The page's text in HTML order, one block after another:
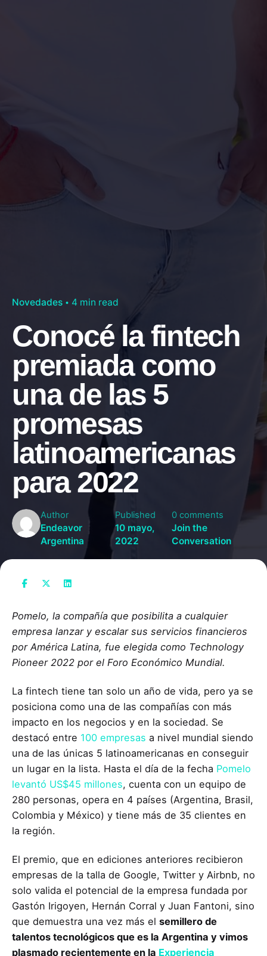
Novedades 4 min read
Conocé la fintech
premiada como
una de las 5
promesas
latinoamericanas
para 2022
Author
Endeavor
Argentina
Published
10 mayo,
2022
0 comments
Join the
Conversation
Pomelo, la compañía que posibilita a cualquier
empresa lanzar y escalar sus servicios financieros
por América Latina, fue elegida como Technology
Pioneer 2022 por el Foro Económico Mundial.
La fintech tiene tan solo un año de vida, pero ya se
posiciona como una de las compañías con más
impacto en los negocios y en la sociedad. Se
destacó entre 100 empresas a nivel mundial siendo
una de las únicas 5 latinoamericanas en conseguir
un lugar en la lista. Hasta el día de la fecha Pomelo
levantó US$45 millones, cuenta con un equipo de
280 personas, opera en 4 países (Argentina, Brasil,
Colombia y México) y tiene más de 35 clientes en
la región.
El premio, que en ediciones anteriores recibieron
empresas de la talla de Google, Twitter y Airbnb, no
solo valida el potencial de la empresa fundada por
Gastón Irigoyen, Hernán Corral y Juan Fantoni, sino
que demuestra una vez más el semillero de
talentos tecnológicos que es la Argentina y vimos
plasmado recientemente en la Experiencia